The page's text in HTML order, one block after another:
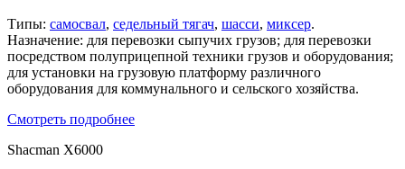
Типы: самосвал, седельный тягач, шасси, миксер.
Назначение: для перевозки сыпучих грузов; для перевозки
посредством полуприцепной техники грузов и оборудования;
для установки на грузовую платформу различного
оборудования для коммунального и сельского хозяйства.
Смотреть подробнее
Shacman X6000